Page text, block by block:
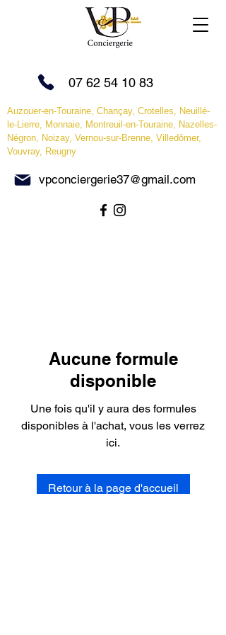
07 62 54 10 83
vpconciergerie37@gmail.com
Auzouer-en-Touraine, Chançay, Crotelles, Neuillé-
le-Lierre, Monnaie, Montreuil-en-Touraine, Nazelles-
Négron, Noizay, Vernou-sur-Brenne, Villedômer,
Vouvray, Reugny
Aucune formule
disponible
Une fois qu'il y aura des formules
disponibles à l'achat, vous les verrez
ici.
Retour à la page d'accueil